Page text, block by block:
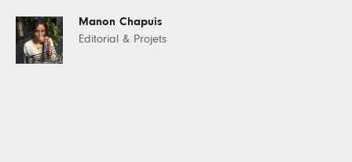
Manon Chapuis
Editorial & Projets